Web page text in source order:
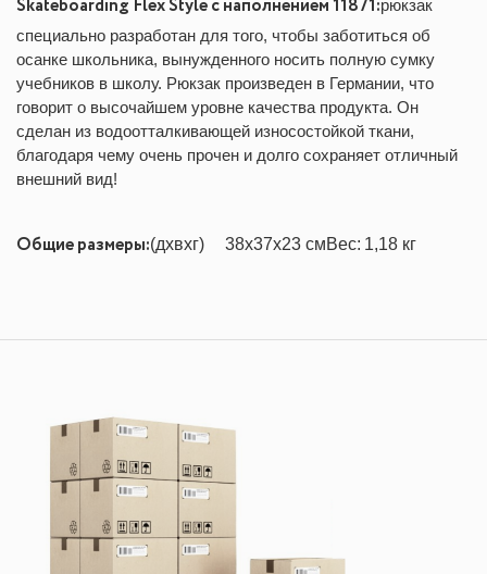
Skateboarding Flex Style с наполнением 11871:рюкзак
специально разработан для того, чтобы заботиться об
осанке школьника, вынужденного носить полную сумку
учебников в школу. Рюкзак произведен в Германии, что
говорит о высочайшем уровне качества продукта. Он
сделан из водоотталкивающей износостойкой ткани,
благодаря чему очень прочен и долго сохраняет отличный
внешний вид!
Общие размеры:(дхвхг) 38x37x23 смВес: 1,18 кг